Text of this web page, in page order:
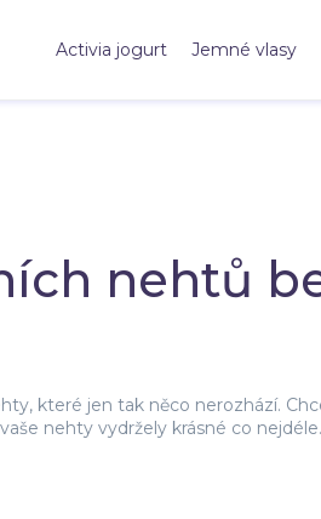
Activia jogurt Jemné vlasy
nehtů
které jen tak něco nerozhází.
nehty vydržely krásné co nejdéle.